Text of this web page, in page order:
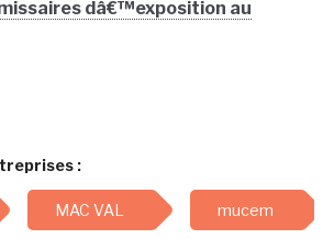
dâ€™exposition au
:
MAC VAL mucem